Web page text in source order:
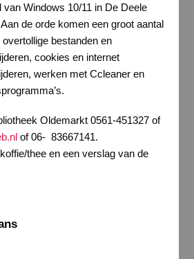
van Windows 10/11 in De Deele
de orde komen een groot aantal
bestanden en
cookies en internet
werken met Ccleaner en
Oldemarkt 0561-451327 of
of 06- 83667141.
thee en een verslag van de